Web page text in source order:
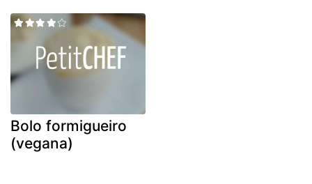
Bolo formigueiro
(vegana)